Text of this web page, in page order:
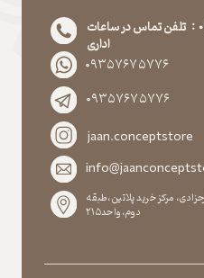
02186090283 : تلفن تماس در ساعات
اداری
۰۹۳۵۷۶۷۵۷۷۶
۰۹۳۵۷۶۷۵۷۷۶
jaan.conceptstore
مرکز خرید پلاتین،طبقه
دوم،واحد۲۱۵